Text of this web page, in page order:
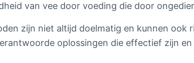
van vee door voeding die door
zijn niet altijd doelmatig en kunnen ook
oplossingen die effectief zijn